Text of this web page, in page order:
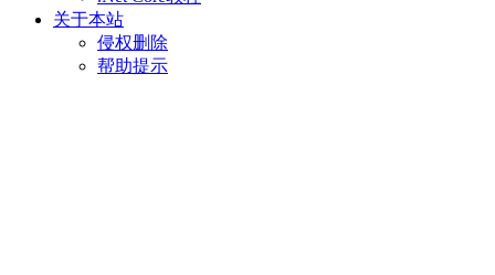
关于本站
侵权删除
帮助提示